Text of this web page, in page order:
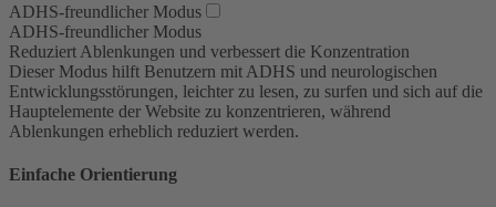
ADHS-freundlicher Modus
ADHS-freundlicher Modus
Reduziert Ablenkungen und verbessert die Konzentration
Dieser Modus hilft Benutzern mit ADHS und neurologischen
Entwicklungsstörungen, leichter zu lesen, zu surfen und sich auf die
Hauptelemente der Website zu konzentrieren, während
Ablenkungen erheblich reduziert werden.
Einfache Orientierung